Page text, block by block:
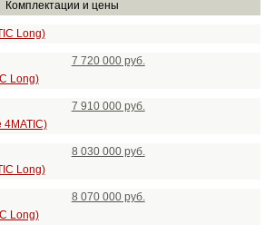
Комплектации и цены
Long)
7 720 000 руб.
Long)
7 910 000 руб.
4MATIC)
8 030 000 руб.
Long)
8 070 000 руб.
Long)